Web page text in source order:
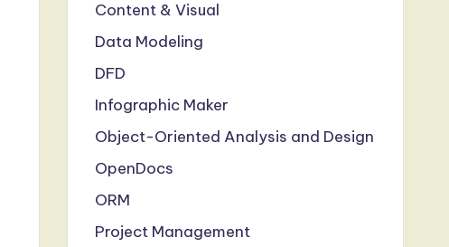
Content & Visual
Data Modeling
DFD
Infographic Maker
Object-Oriented Analysis and Design
OpenDocs
ORM
Project Management